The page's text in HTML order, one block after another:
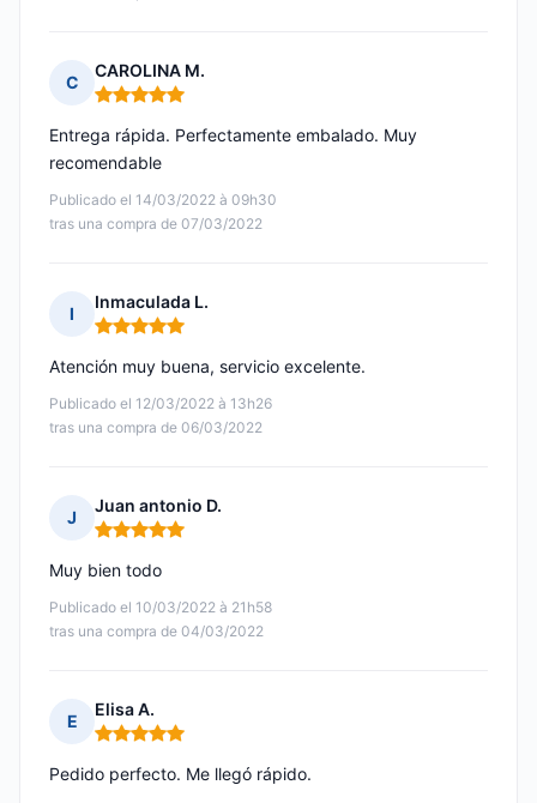
C
CAROLINA M.
Nota: 5 de 5
Publicado el 14/03/2022 à 09h30
tras una compra de 07/03/2022
Entrega rápida. Perfectamente embalado. Muy
recomendable
I
Inmaculada L.
Nota: 5 de 5
Publicado el 12/03/2022 à 13h26
tras una compra de 06/03/2022
Atención muy buena, servicio excelente.
J
Juan antonio D.
Nota: 5 de 5
Publicado el 10/03/2022 à 21h58
tras una compra de 04/03/2022
Muy bien todo
E
Elisa A.
Nota: 5 de 5
Pedido perfecto. Me llegó rápido.